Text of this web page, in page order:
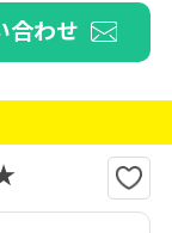
合わせ